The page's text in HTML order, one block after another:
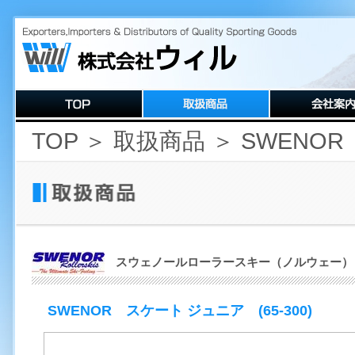
TOP ＞ 取扱商品 ＞
スウェノールローラースキー（ノルウェー）
SWENOR スケート ジュニア (65-300)